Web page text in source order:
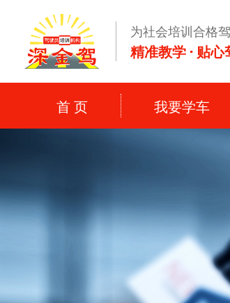
为社会培训合格
精准教学 · 贴心
首 页 我要学车